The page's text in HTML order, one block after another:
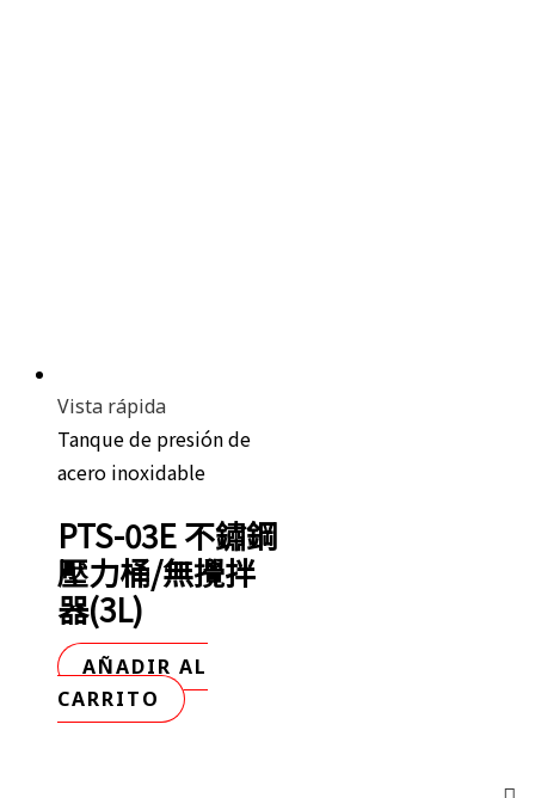
Vista rápida
Tanque de presión de
acero inoxidable
PTS-03E 不鏽鋼
壓力桶/無攪拌
器(3L)
AÑADIR AL
CARRITO